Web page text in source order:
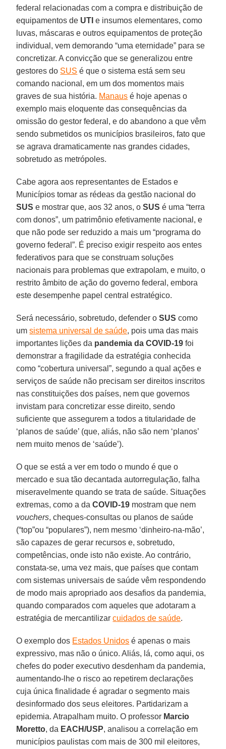
federal relacionadas com a compra e distribuição de
equipamentos de UTI e insumos elementares, como
luvas, máscaras e outros equipamentos de proteção
individual, vem demorando “uma eternidade” para se
concretizar. A convicção que se generalizou entre
gestores do SUS é que o sistema está sem seu
comando nacional, em um dos momentos mais
graves de sua história. Manaus é hoje apenas o
exemplo mais eloquente das consequências da
omissão do gestor federal, e do abandono a que vêm
sendo submetidos os municípios brasileiros, fato que
se agrava dramaticamente nas grandes cidades,
sobretudo as metrópoles.
Cabe agora aos representantes de Estados e
Municípios tomar as rédeas da gestão nacional do
SUS e mostrar que, aos 32 anos, oSUS é uma “terra
com donos”, um patrimônio efetivamente nacional, e
que não pode ser reduzido a mais um “programa do
governo federal”. É preciso exigir respeito aos entes
federativos para que se construam soluções
nacionais para problemas que extrapolam, e muito, o
restrito âmbito de ação do governo federal, embora
este desempenhe papel central estratégico.
Será necessário, sobretudo, defender oSUS como
umsistema universal de saúde, pois uma das mais
importantes lições da pandemia da COVID-19 foi
demonstrar a fragilidade da estratégia conhecida
como “cobertura universal”, segundo a qual ações e
serviços de saúde não precisam ser direitos inscritos
nas constituições dos países, nem que governos
invistam para concretizar esse direito, sendo
suficiente que assegurem a todos a titularidade de
‘planos de saúde’ (que, aliás, não são nem ‘planos’
nem muito menos de ‘saúde’).
O que se está a ver em todo o mundo é que o
mercado e sua tão decantada autorregulação, falha
miseravelmente quando se trata de saúde. Situações
extremas, como a da COVID-19 mostram que nem
vouchers, cheques-consultas ou planos de saúde
(“top”ou “populares”), nem mesmo ‘dinheiro-na-mão’,
são capazes de gerar recursos e, sobretudo,
competências, onde isto não existe. Ao contrário,
constata-se, uma vez mais, que países que contam
com sistemas universais de saúde vêm respondendo
de modo mais apropriado aos desafios da pandemia,
quando comparados com aqueles que adotaram a
estratégia de mercantilizarcuidados de saúde.
O exemplo dos Estados Unidos é apenas o mais
expressivo, mas não o único. Aliás, lá, como aqui, os
chefes do poder executivo desdenham da pandemia,
aumentando-lhe o risco ao repetirem declarações
cuja única finalidade é agradar o segmento mais
desinformado dos seus eleitores. Partidarizam a
epidemia. Atrapalham muito. O professor Marcio
Moretto, da EACH/USP, analisou a correlação em
municípios paulistas com mais de 300 mil eleitores,